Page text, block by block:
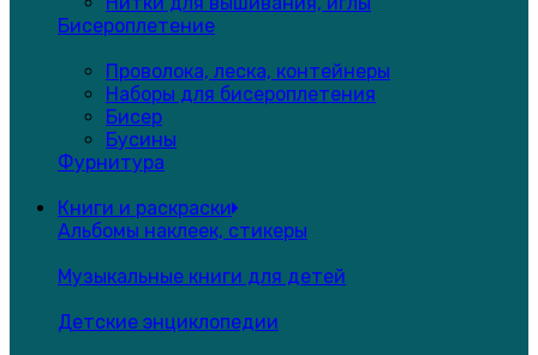
Бисероплетение
Проволока, леска, контейнеры
Наборы для бисероплетения
Бисер
Бусины
Фурнитура
Книги и раскраски
Альбомы наклеек, стикеры
Музыкальные книги для детей
Детские энциклопедии